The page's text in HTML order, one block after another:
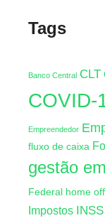
Tags
Banco Central CLT
COVID-
Empreendedor
fluxo de caixa
gestão
Federal home
Impostos INSS